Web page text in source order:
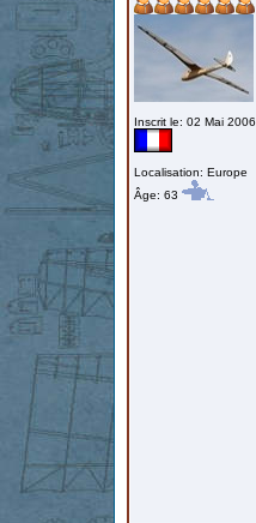
Inscrit le: 02 Mai 2006
Localisation: Europe
Âge: 63